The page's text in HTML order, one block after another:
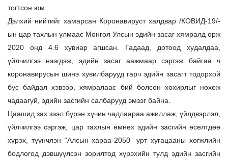
тогтсон юм.
Дэлхий нийтийг хамарсан Коронавируст халдвар /КОВИД-19/-
ын цар тахлын улмаас Монгол Улсын эдийн засаг хямралд орж
2020 онд 4.6 хувиар агшсан. Гадаад, дотоод худалдаа,
үйлчилгээ нээгдэж, эдийн засаг аажмаар сэргэж байгаа ч
коронавирусын шинэ хувилбарууд гарч эдийн засагт тодорхой
бус байдал хэвээр, хямралаас бий болсон хохирлыг нөхөж
чадаагүй, эдийн засгийн салбарууд эмзэг байна.
Цаашид зах зээл бүрэн хүчин чадлаараа ажиллаж, үйлдвэрлэл,
үйлчилгээ сэргэж, цар тахлын өмнөх эдийн засгийн өсөлтдөө
хүрэх, түүнчлэн “Алсын хараа-2050” урт хугацааны хөгжлийн
бодлогод дэвшүүлсэн зорилтод хүрэхийн тулд эдийн засгийн